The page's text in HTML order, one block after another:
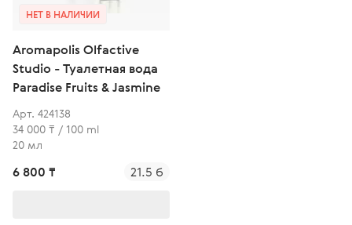
НЕТ В НАЛИЧИИ
Aromapolis Olfactive
Studio - Туалетная вода
Paradise Fruits & Jasmine
Арт. 424138
34 000 ₸ / 100 ml
20 мл
6 800 ₸ 21.5 б